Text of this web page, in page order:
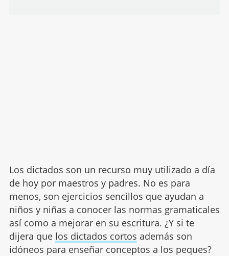
Los dictados son un recurso muy utilizado a día
de hoy por maestros y padres. No es para
menos, son ejercicios sencillos que ayudan a
niños y niñas a conocer las normas gramaticales
así como a mejorar en su escritura. ¿Y si te
dijera que los dictados cortos además son
idóneos para enseñar conceptos a los peques?